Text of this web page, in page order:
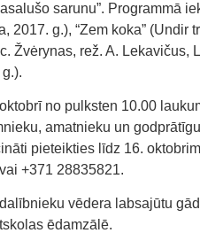
sarunu”. Programmā
2017. g.), “Zem koka” (Undir
Žvėrynas, rež. A. Lekavičus,
no pulksten 10.00
amatnieku un
pieteikties līdz 16.
+371 28835821.
vēdera labsajūtu
ēdamzālē.